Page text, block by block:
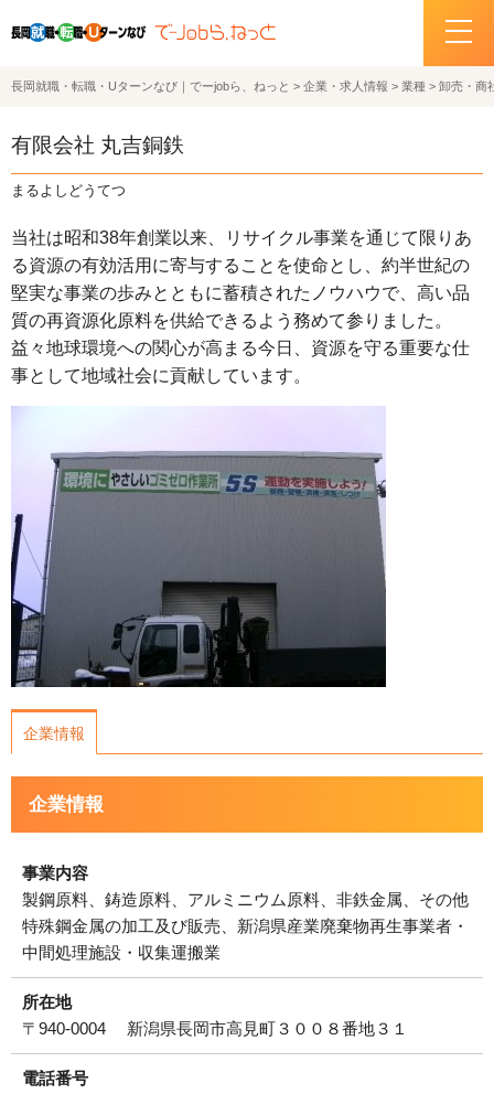
ホーム
イベント情報
サポートデスクの紹介
お問い合わせ
プライバシーポリシー
運営会社について
サイトマップ
長岡就職・転職・Uターンなび｜でーjobら、ねっと > 企業・求人情報 > 業種 > 卸売・商
有限会社 丸吉銅鉄
まるよしどうてつ
当社は昭和38年創業以来、リサイクル事業を通じて限りあ
る資源の有効活用に寄与することを使命とし、約半世紀の
堅実な事業の歩みとともに蓄積されたノウハウで、高い品
質の再資源化原料を供給できるよう務めて参りました。
益々地球環境への関心が高まる今日、資源を守る重要な仕
事として地域社会に貢献しています。
企業情報
企業情報
事業内容
製鋼原料、鋳造原料、アルミニウム原料、非鉄金属、その他
特殊鋼金属の加工及び販売、新潟県産業廃棄物再生事業者・
中間処理施設・収集運搬業
所在地
〒940-0004 新潟県長岡市高見町３００８番地３１
電話番号